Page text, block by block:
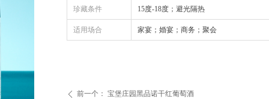
ꄴ 前一个： 宝堡庄园黑品诺干红葡萄酒
珍藏条件 15度-18度；避光隔热
适用场合 家宴；婚宴；商务；聚会